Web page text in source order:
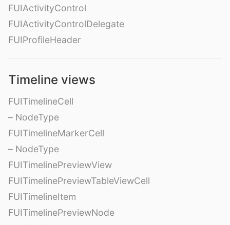
FUIActivityControl
FUIActivityControlDelegate
FUIProfileHeader
Timeline views
FUITimelineCell
– NodeType
FUITimelineMarkerCell
– NodeType
FUITimelinePreviewView
FUITimelinePreviewTableViewCell
FUITimelineItem
FUITimelinePreviewNode